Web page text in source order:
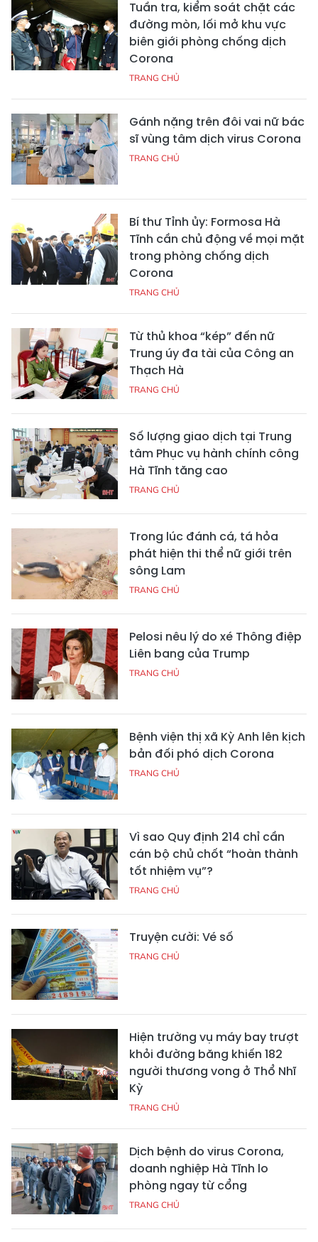
Tuần tra, kiểm soát chặt các
đường mòn, lối mở khu vực
biên giới phòng chống dịch
Corona
TRANG CHỦ
Gánh nặng trên đôi vai nữ bác
sĩ vùng tâm dịch virus Corona
TRANG CHỦ
Bí thư Tỉnh ủy: Formosa Hà
Tĩnh cần chủ động về mọi mặt
trong phòng chống dịch
Corona
TRANG CHỦ
Từ thủ khoa “kép” đến nữ
Trung úy đa tài của Công an
Thạch Hà
TRANG CHỦ
Số lượng giao dịch tại Trung
tâm Phục vụ hành chính công
Hà Tĩnh tăng cao
TRANG CHỦ
Trong lúc đánh cá, tá hỏa
phát hiện thi thể nữ giới trên
sông Lam
TRANG CHỦ
Pelosi nêu lý do xé Thông điệp
Liên bang của Trump
TRANG CHỦ
Bệnh viện thị xã Kỳ Anh lên kịch
bản đối phó dịch Corona
TRANG CHỦ
Vì sao Quy định 214 chỉ cần
cán bộ chủ chốt “hoàn thành
tốt nhiệm vụ”?
TRANG CHỦ
Truyện cười: Vé số
TRANG CHỦ
Hiện trường vụ máy bay trượt
khỏi đường băng khiến 182
người thương vong ở Thổ Nhĩ
Kỳ
TRANG CHỦ
Dịch bệnh do virus Corona,
doanh nghiệp Hà Tĩnh lo
phòng ngay từ cổng
TRANG CHỦ